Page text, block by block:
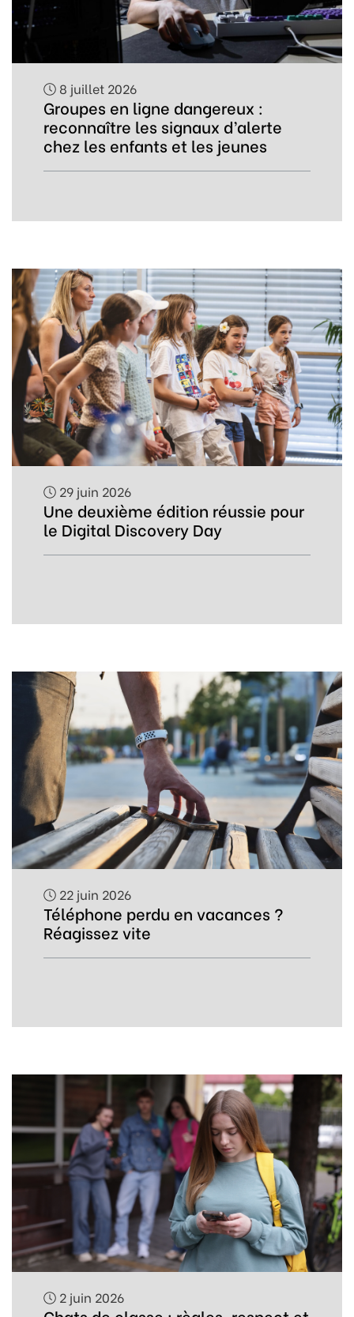
8 juillet 2026
Groupes en ligne dangereux :
reconnaître les signaux d’alerte
chez les enfants et les jeunes
29 juin 2026
Une deuxième édition réussie pour
le Digital Discovery Day
22 juin 2026
Téléphone perdu en vacances ?
Réagissez vite
2 juin 2026